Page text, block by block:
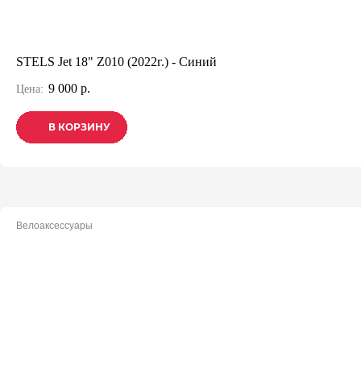
STELS Jet 18" Z010 (2022г.) - Синий
Цена: 9 000 р.
В КОРЗИНУ
В КОРЗИНУ
В КОРЗИНУ
Велоаксессуары